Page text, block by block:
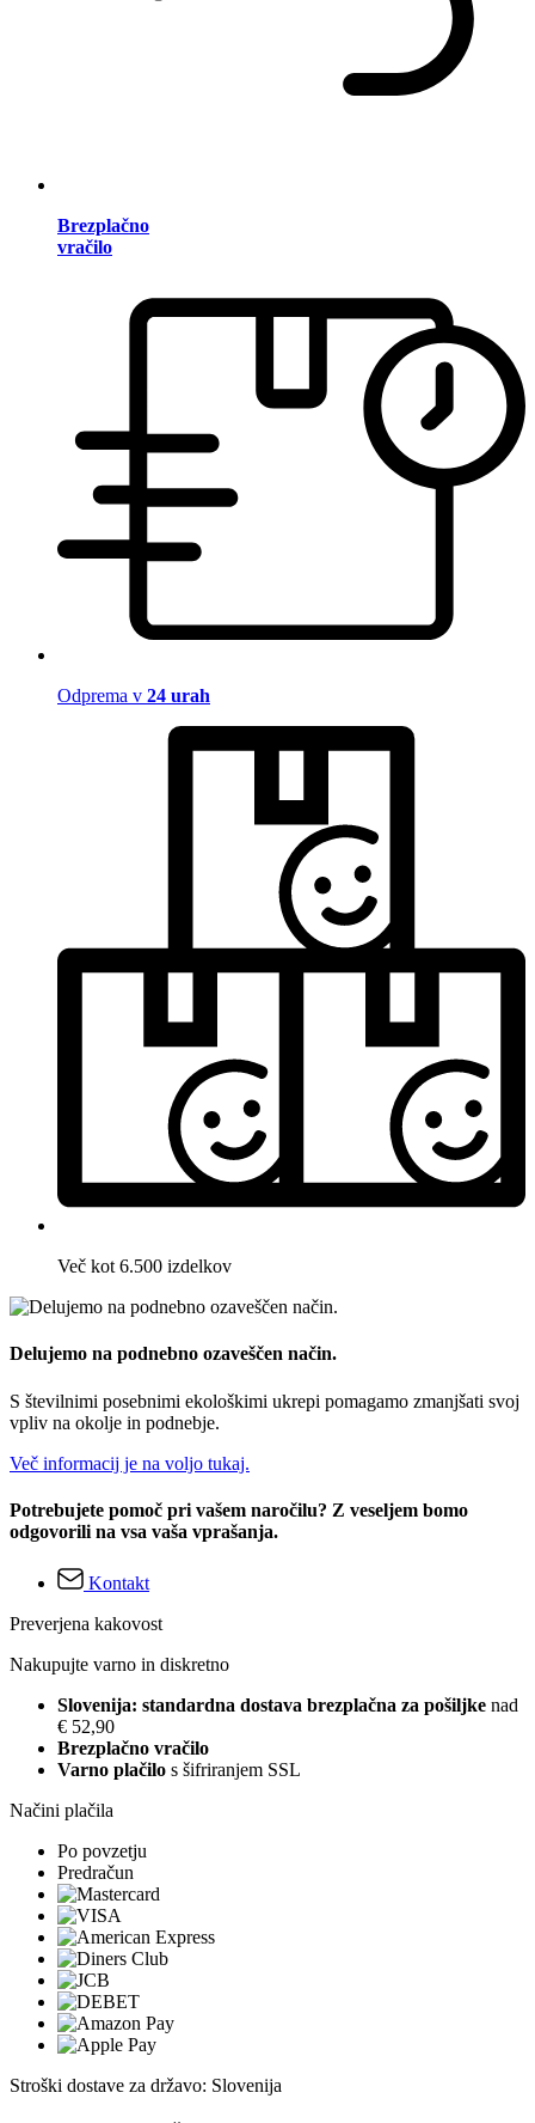
Brezplačno
vračilo
Odprema v 24 urah
Več kot 6.500 izdelkov
Delujemo na podnebno ozaveščen način.
S številnimi posebnimi ekološkimi ukrepi pomagamo zmanjšati svoj
vpliv na okolje in podnebje.
Več informacij je na voljo tukaj.
Potrebujete pomoč pri vašem naročilu? Z veseljem bomo
odgovorili na vsa vaša vprašanja.
Kontakt
Preverjena kakovost
Nakupujte varno in diskretno
Slovenija: standardna dostava brezplačna za pošiljke nad
€ 52,90
Brezplačno vračilo
Varno plačilo s šifriranjem SSL
Načini plačila
Po povzetju
Predračun
Stroški dostave za državo: Slovenija